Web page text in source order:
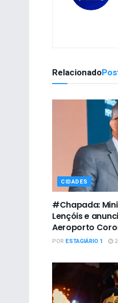
Relacionado
CIDADES
#Chapada:
Lençóis e
Aeroporto
POR ESTAGIÁRIO 1